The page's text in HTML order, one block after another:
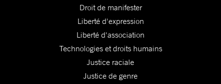
Droit de manifester
Liberté d'expression
Liberté d'association
Technologies et droits humains
Justice raciale
Justice de genre